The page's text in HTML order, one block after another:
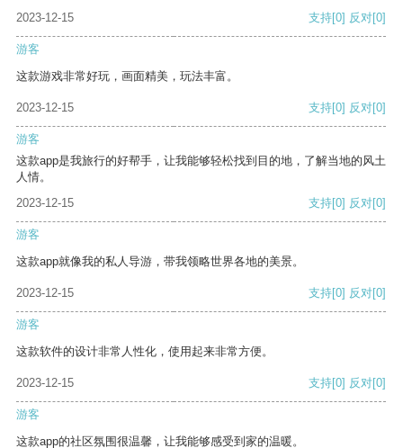
2023-12-15
支持[0] 反对[0]
游客
这款游戏非常好玩，画面精美，玩法丰富。
2023-12-15 支持[0] 反对[0]
游客
这款app是我旅行的好帮手，让我能够轻松找到目的地，了解当地的风土
人情。
2023-12-15
支持[0] 反对[0]
游客
这款app就像我的私人导游，带我领略世界各地的美景。
2023-12-15 支持[0] 反对[0]
游客
这款软件的设计非常人性化，使用起来非常方便。
2023-12-15 支持[0] 反对[0]
游客
这款app的社区氛围很温馨，让我能够感受到家的温暖。